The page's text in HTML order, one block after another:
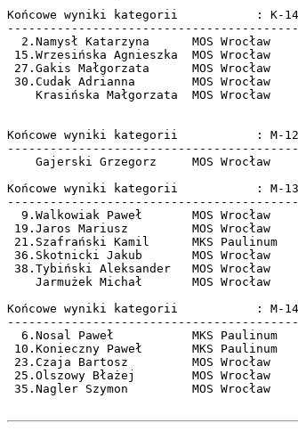
Końcowe wyniki kategorii
2.Namysł Katarzyna      MOS Wrocław
15.Wrzesińska Agnieszka  MOS
27.Gakis Małgorzata      MOS
30.Cudak Adrianna        MOS
Krasińska Małgorzata  MOS Wrocław
Końcowe wyniki kategorii
Gajerski Grzegorz     MOS Wrocław
Końcowe wyniki kategorii
9.Walkowiak Paweł       MOS Wrocław
19.Jaros Mariusz         MOS
21.Szafrański Kamil      MKS
36.Skotnicki Jakub       MOS
38.Tybiński Aleksander   MOS
Jarmużek Michał       MOS Wrocław
Końcowe wyniki kategorii
6.Nosal Paweł           MKS Paulinum
10.Konieczny Paweł       MKS
23.Czaja Bartosz         MOS
25.Olszowy Błażej        MOS
35.Nagler Szymon         MOS